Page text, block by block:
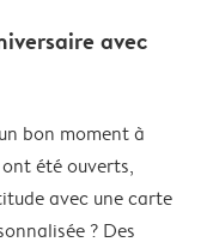
avec
bon moment à
été ouverts,
avec une carte
? Des